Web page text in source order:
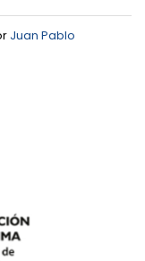
Juan Pablo